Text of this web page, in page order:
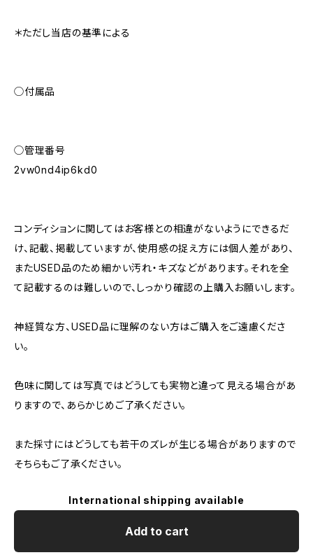
＊ただし当店の基準による
◯付属品
◯管理番号
2vw0nd4ip6kd0
コンディションに関してはお客様との相違がないようにできるだ
け、記載、掲載していますが、使用感の捉え方には個人差があり、
またUSED品のため細かい汚れ・キズなどがあります。それを全
て記載するのは難しいので、しっかり確認の上購入お願いします。
神経質な方、USED品に理解のない方はご購入をご遠慮くださ
い。
色味に関しては写真ではどうしても実物と違って見える場合があ
りますので、あらかじめご了承ください。
また採寸にはどうしても若干のズレが生じる場合がありますので
そちらもご了承ください。
International shipping available
Add to cart